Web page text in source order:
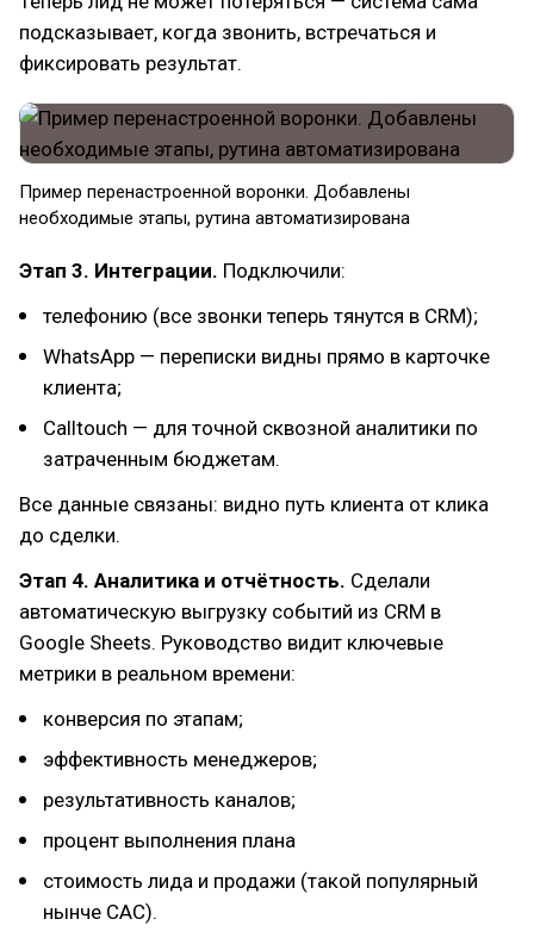
подсказывает, когда звонить, встречаться и
фиксировать результат.
Пример перенастроенной воронки. Добавлены
необходимые этапы, рутина автоматизирована
Этап 3. Интеграции. Подключили:
телефонию (все звонки теперь тянутся в CRM);
WhatsApp — переписки видны прямо в карточке
клиента;
Calltouch — для точной сквозной аналитики по
затраченным бюджетам.
Все данные связаны: видно путь клиента от клика
до сделки.
Этап 4. Аналитика и отчётность. Сделали
автоматическую выгрузку событий из CRM в
Google Sheets. Руководство видит ключевые
метрики в реальном времени:
конверсия по этапам;
эффективность менеджеров;
результативность каналов;
процент выполнения плана
стоимость лида и продажи (такой популярный
нынче CAC).